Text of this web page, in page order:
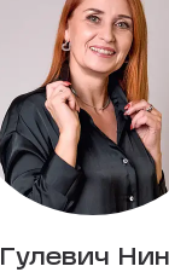
Гулевич